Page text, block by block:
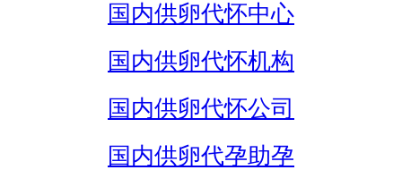
国内供卵代怀中心
国内供卵代怀机构
国内供卵代怀公司
国内供卵代孕助孕